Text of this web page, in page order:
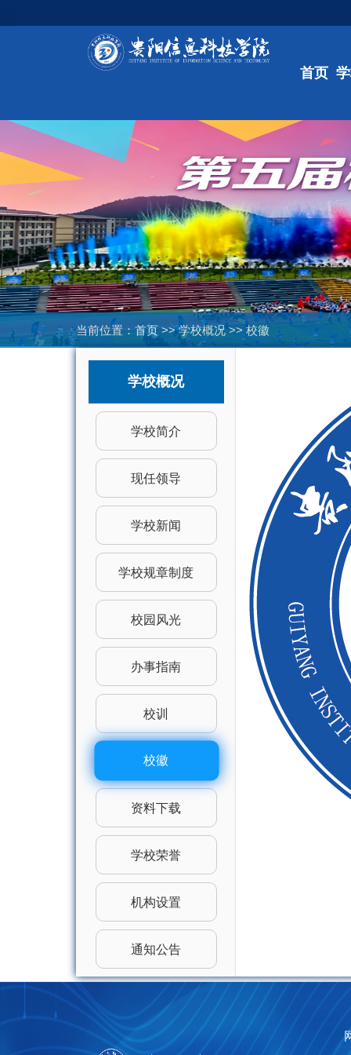
首页
当前位置： 首页>>学校概况>> 校徽
学校概况
学校简介
现任领导
学校新闻
学校规章制度
校园风光
办事指南
校训
校徽
资料下载
学校荣誉
机构设置
通知公告